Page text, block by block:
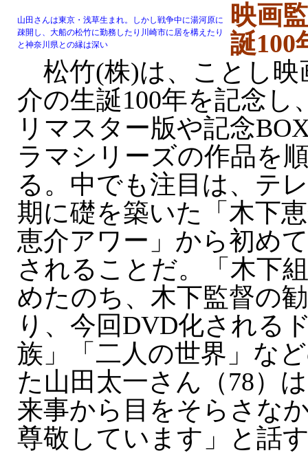
山田さんは東京・浅草生まれ。しかし戦争中に湯河原に
疎開し、大船の松竹に勤務したり川崎市に居を構えたり
と神奈川県との縁は深い
映画
誕100
松竹(株)は、ことし映
介の生誕100年を記念し
リマスター版や記念
ラマシリーズの作品を
る。中でも注目は、テ
期に礎を築いた「木下
恵介アワー」から初め
されることだ。「木下
めたのち、木下監督の
り、今回DVD化される
族」「二人の世界」な
た山田太一さん（78）
来事から目をそらさな
尊敬しています」と話